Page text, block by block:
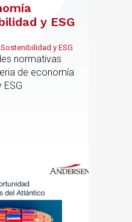
y ESG
y ESG
normativas
de economía
ESG